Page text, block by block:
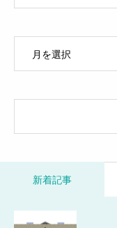
新着記事